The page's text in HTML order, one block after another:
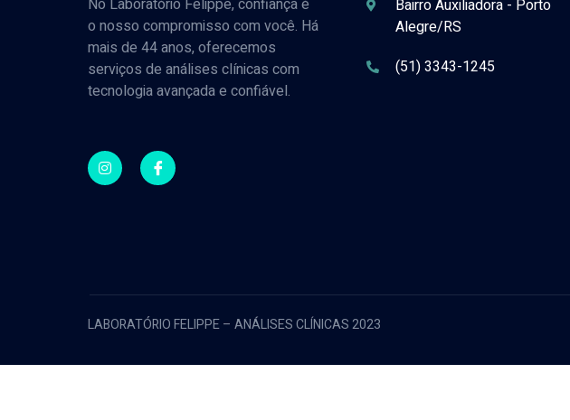
o nosso compromisso com você. Há
mais de 44 anos, oferecemos
serviços de análises clínicas com
tecnologia avançada e confiável.
Bairro Auxiliadora - Porto
Alegre/RS
(51) 3343-1245
LABORATÓRIO FELIPPE – ANÁLISES CLÍNICAS 2023